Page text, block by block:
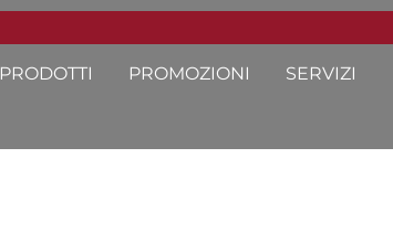
PRODOTTI PROMOZIONI SERVIZI